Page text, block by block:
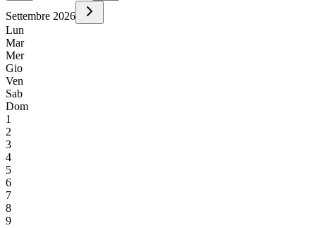
Settembre 2026
Lun
Mar
Mer
Gio
Ven
Sab
Dom
1
2
3
4
5
6
7
8
9